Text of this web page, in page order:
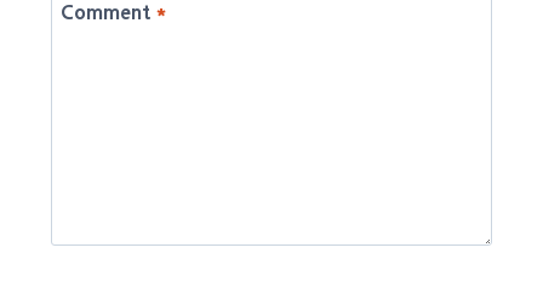
Comment *